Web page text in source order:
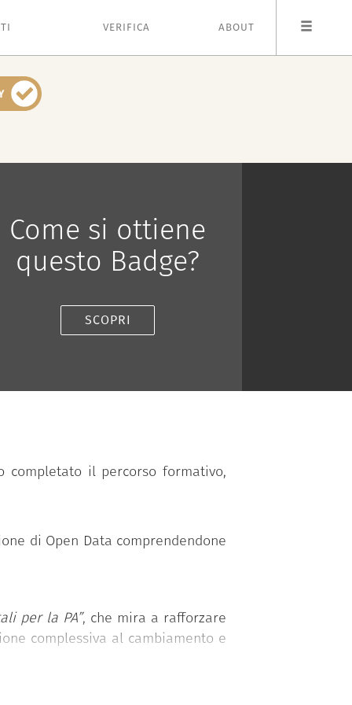
VERIFICA ABOUT
Come si ottiene
questo Badge?
SCOPRI
completato il percorso formativo,
di Open Data comprendendone
per la PA”, che mira a rafforzare
complessiva al cambiamento e
Presidenza del Consiglio dei